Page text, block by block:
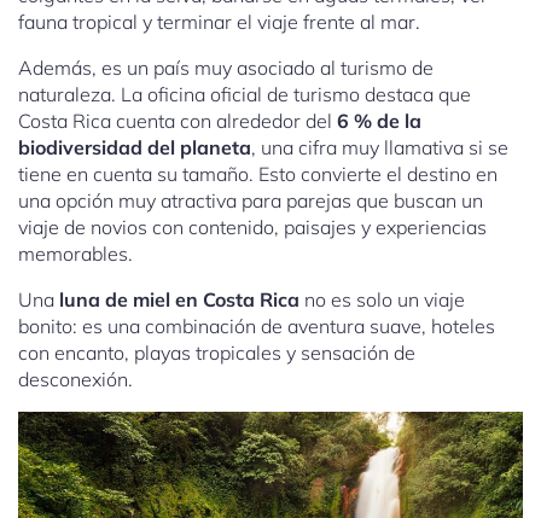
fauna tropical y terminar el viaje frente al mar.
Además, es un país muy asociado al turismo de
naturaleza. La oficina oficial de turismo destaca que
Costa Rica cuenta con alrededor del 6 % de la
biodiversidad del planeta, una cifra muy llamativa si se
tiene en cuenta su tamaño. Esto convierte el destino en
una opción muy atractiva para parejas que buscan un
viaje de novios con contenido, paisajes y experiencias
memorables.
Una luna de miel en Costa Rica no es solo un viaje
bonito: es una combinación de aventura suave, hoteles
con encanto, playas tropicales y sensación de
desconexión.